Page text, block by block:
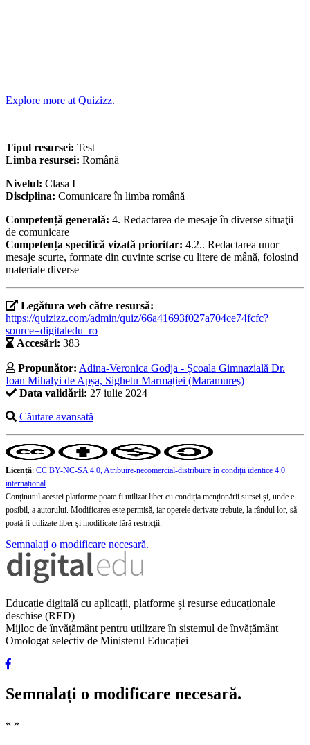
Explore more at Quizizz.
Tipul resursei: Test
Limba resursei: Română
Nivelul: Clasa I
Disciplina: Comunicare în limba română
Competență generală: 4. Redactarea de mesaje în diverse situaţii
de comunicare
Competența specifică vizată prioritar: 4.2.. Redactarea unor
mesaje scurte, formate din cuvinte scrise cu litere de mână, folosind
materiale diverse
Legătura web către resursă:
https://quizizz.com/admin/quiz/66a41693f027a704ce74fcfc?
source=digitaledu_ro
Accesări: 383
Propunător: Adina-Veronica Godja - Școala Gimnazială Dr.
Ioan Mihalyi de Apșa, Sighetu Marmației (Maramureş)
Data validării: 27 iulie 2024
Căutare avansată
Licență: CC BY-NC-SA 4.0, Atribuire-necomercial-distribuire în condiţii identice 4.0
internațional
Conținutul acestei platforme poate fi utilizat liber cu condiția menționării sursei și, unde e
posibil, a autorului. Modificarea este permisă, iar operele derivate trebuie, la rândul lor, să
poată fi utilizate liber și modificate fără restricții.
Semnalați o modificare necesară.
Educație digitală cu aplicații, platforme și resurse educaționale
deschise (RED)
Mijloc de învățământ pentru utilizare în sistemul de învățământ
Omologat selectiv de Ministerul Educației
Semnalați o modificare necesară.
« »